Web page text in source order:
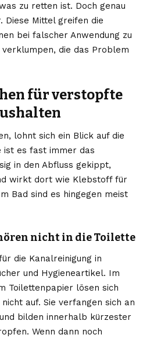
zu retten ist. Doch genau
Diese Mittel greifen die
bei falscher Anwendung zu
die das Problem
für verstopfte
lohnt sich ein Blick auf die
ist es fast immer das
in den Abfluss gekippt,
wirkt dort wie Klebstoff für
Bad sind es hingegen meist
nicht in die Toilette
die Kanalreinigung in
und Hygieneartikel. Im
Toilettenpapier lösen sich
auf. Sie verfangen sich an
bilden innerhalb kürzester
Wenn dann noch